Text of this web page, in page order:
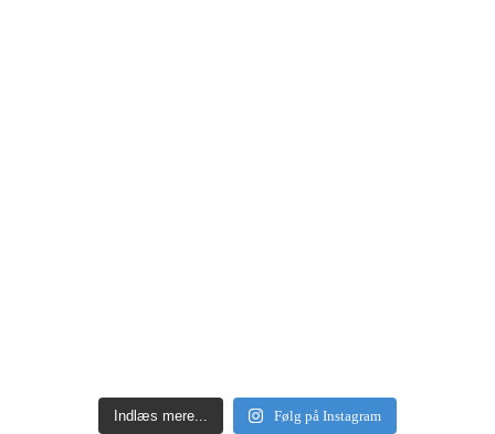
Indlæs mere... Følg på Instagram